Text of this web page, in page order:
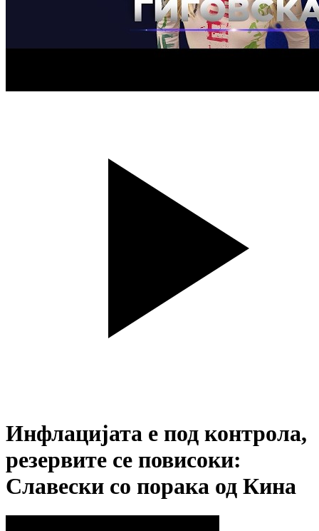
Инфлацијата е под контрола,
резервите се повисоки:
Славески со порака од Кина